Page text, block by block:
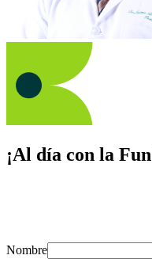
¡Al día con la
Nombre